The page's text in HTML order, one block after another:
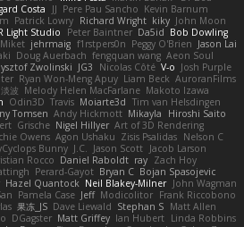
Costa JJ Pere Pau Sancho Kevin Barnum
Patrick Lowry Richard Wright kiky John Moon
Light Studio Peter Baintner Da5id Bob Dowling
Miket jehrmaig f1rstpers0n Peggy O'Brien Jason Lai
Doug Auerbach fengquan wang Aeon Soul
Zwolinski JG3 Nicolas Côté V-o Josh Purple
Ryan Won-Meng Apuy Liam Beck AuroranFilms
波 Melody Helen MacFarlane Makoto Izawa
Odin3D Travis Moiarte3d Tim van Helsdingen
Tomsen Andy Hickmott Mikayla
Hiroshi Saito
Grische Nigel Hillyer Art of 3D Rendering
Owens Agon Ushaku Zisis Psalidas Nelson C
Bunny J.C. Jason Scott Jacob Larson
Rocco Daniel Raboldt ray Zach Hoy
Perard-Gayot Bryan C Bojan Spasojevic
Hazel Quantock Neil Blakey-Milner John Wagman
Pamela Case Jeff Modicolitor Frank Riccobono
果冻_JS Dave Liewald Stephan S Matt Allen
DGagster Matt Griffey Ian Hubert Linda Robbins